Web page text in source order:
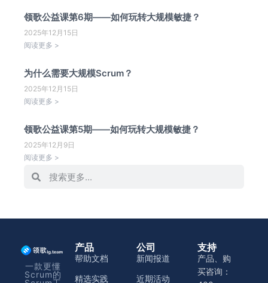
领歌公益课第6期——如何玩转大规模敏捷？
2025年12月15日
阅读更多 >
为什么需要大规模Scrum？
2025年12月15日
阅读更多 >
领歌公益课第5期——如何玩转大规模敏捷？
2025年12月9日
阅读更多 >
一款更懂
Scrum的
产品
帮助文档
精选实践
公司
新闻报道
近期活动
支持
产品、购
买咨询：